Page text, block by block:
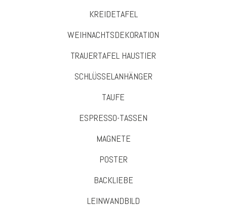
KREIDETAFEL
WEIHNACHTSDEKORATION
TRAUERTAFEL HAUSTIER
SCHLÜSSELANHÄNGER
TAUFE
ESPRESSO-TASSEN
MAGNETE
POSTER
BACKLIEBE
LEINWANDBILD